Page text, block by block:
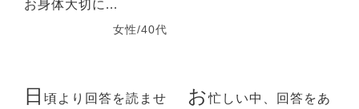
お身体大切に...
女性/40代
日 頃より回答を読ませ
お忙しい中、回答をあ